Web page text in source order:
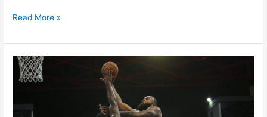
Read More »
GUAROS
ABRE